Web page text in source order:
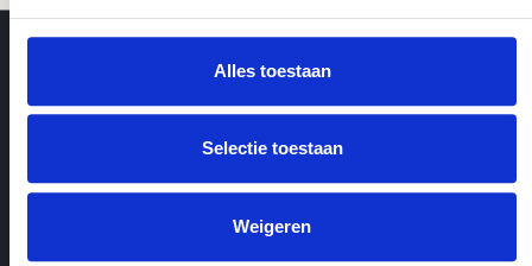
Alles toestaan
Selectie toestaan
Weigeren
Contactgegevens
KaRo BV
Webshop
Seizoens- en tweedehands